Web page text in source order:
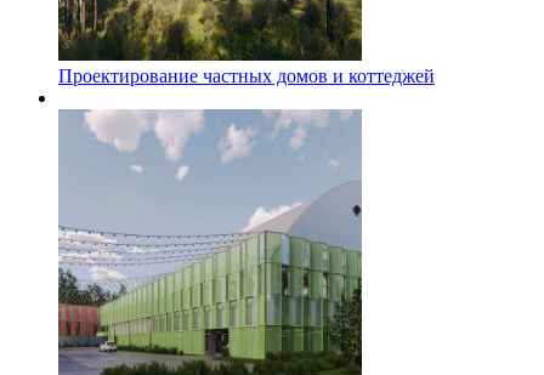
Проектирование частных домов и коттеджей